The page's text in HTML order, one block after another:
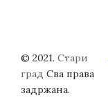
© 2021. Стари
град Сва права
задржана.